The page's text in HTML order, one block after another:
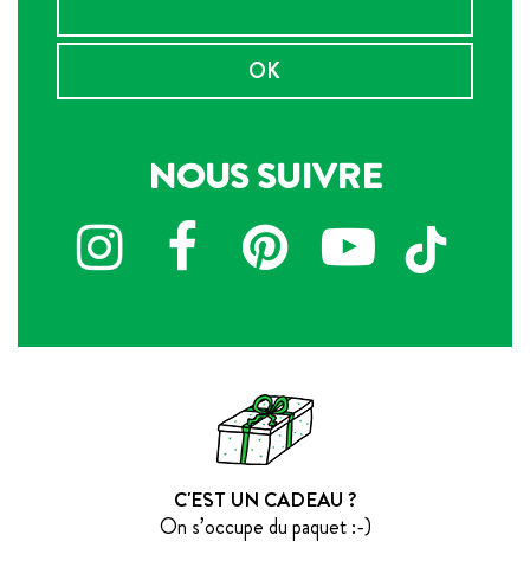
OK
NOUS SUIVRE
C'EST UN CADEAU ?
On s’occupe du paquet :-)